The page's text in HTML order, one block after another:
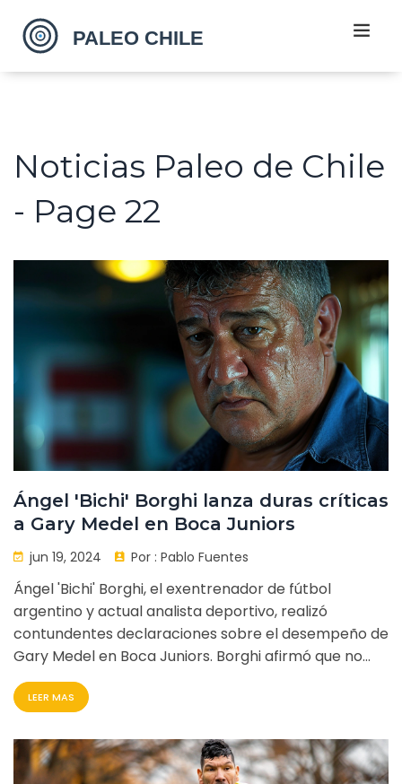
Noticias Paleo de Chile
- Page 22
Ángel 'Bichi' Borghi lanza duras críticas
a Gary Medel en Boca Juniors
jun 19, 2024 Por : Pablo Fuentes
Ángel 'Bichi' Borghi, el exentrenador de fútbol
argentino y actual analista deportivo, realizó
contundentes declaraciones sobre el desempeño de
Gary Medel en Boca Juniors. Borghi afirmó que no
querría a Medel en su equipo hoy en día debido a una
notable declinación en sus habilidades.
LEER MAS